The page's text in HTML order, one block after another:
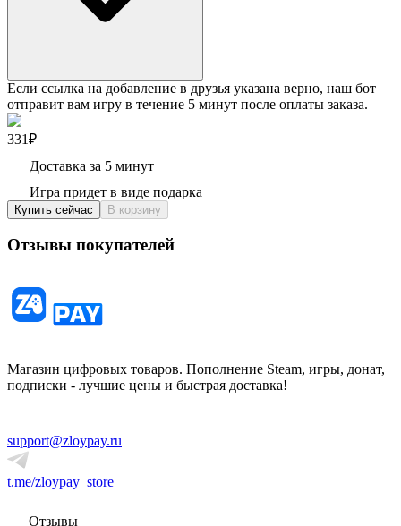
Если ссылка на добавление в друзья указана верно, наш бот
отправит вам игру в течение 5 минут после оплаты заказа.
331₽
Доставка за 5 минут
Игра придет в виде подарка
Купить сейчас В корзину
Отзывы покупателей
Магазин цифровых товаров. Пополнение Steam, игры, донат,
подписки - лучшие цены и быстрая доставка!
support@zloypay.ru
t.me/zloypay_store
Отзывы